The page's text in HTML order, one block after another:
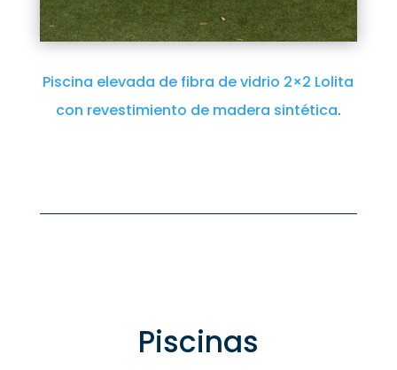
Piscina elevada de fibra de vidrio 2×2 Lolita
con revestimiento de madera sintética.
Piscinas